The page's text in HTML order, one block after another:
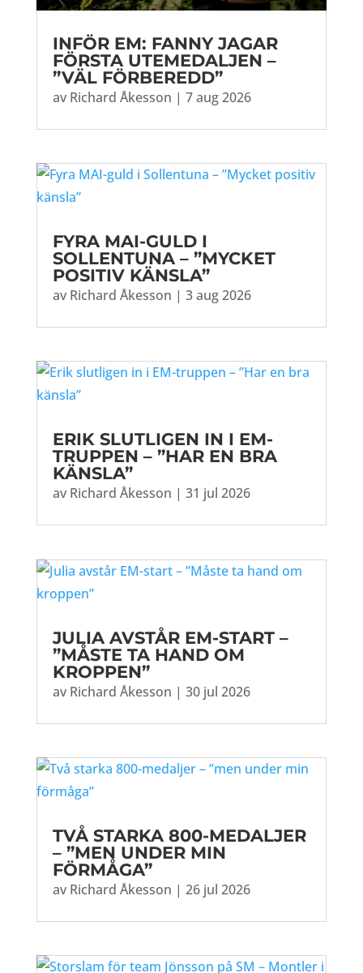
INFÖR EM: FANNY JAGAR
FÖRSTA UTEMEDALJEN –
”VÄL FÖRBEREDD”
av Richard Åkesson | 7 aug 2026
FYRA MAI-GULD I
SOLLENTUNA – ”MYCKET
POSITIV KÄNSLA”
av Richard Åkesson | 3 aug 2026
ERIK SLUTLIGEN IN I EM-
TRUPPEN – ”HAR EN BRA
KÄNSLA”
av Richard Åkesson | 31 jul 2026
JULIA AVSTÅR EM-START –
”MÅSTE TA HAND OM
KROPPEN”
av Richard Åkesson | 30 jul 2026
TVÅ STARKA 800-MEDALJER
– ”MEN UNDER MIN
FÖRMÅGA”
av Richard Åkesson | 26 jul 2026